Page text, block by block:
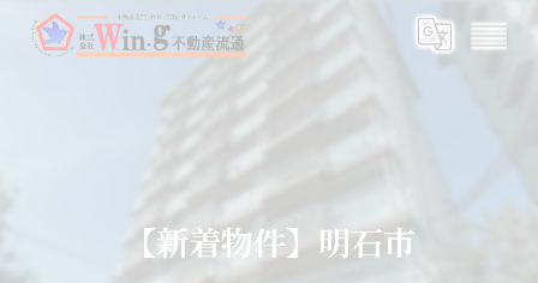
【新着物件】明石市